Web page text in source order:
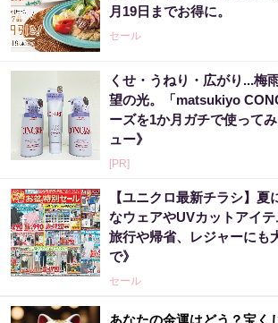
月19日までお得に。
セール
くせ・うねり・広がり...梅
望の光。「matsukiyo
ーズを1か月ガチで使って
ュー》
[PR]
【ユニクロ最新チラシ】夏
なウェアやUVカットアイ
旅行や帰省、レジャーにも
で》
セール
あなたの金運はどう？宝く